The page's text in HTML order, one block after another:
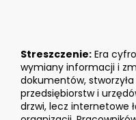
Streszczenie: Era
wymiany informacji i
dokumentów,
przedsiębiorstw i
drzwi, lecz internetowe